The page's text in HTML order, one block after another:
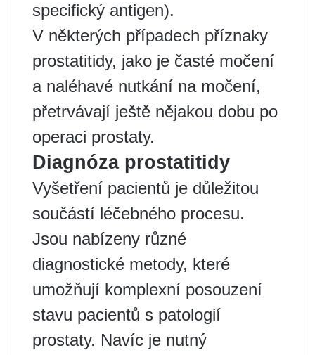
specifický antigen).
V některých případech příznaky
prostatitidy, jako je časté močení
a naléhavé nutkání na močení,
přetrvávají ještě nějakou dobu po
operaci prostaty.
Diagnóza prostatitidy
Vyšetření pacientů je důležitou
součástí léčebného procesu.
Jsou nabízeny různé
diagnostické metody, které
umožňují komplexní posouzení
stavu pacientů s patologií
prostaty. Navíc je nutný